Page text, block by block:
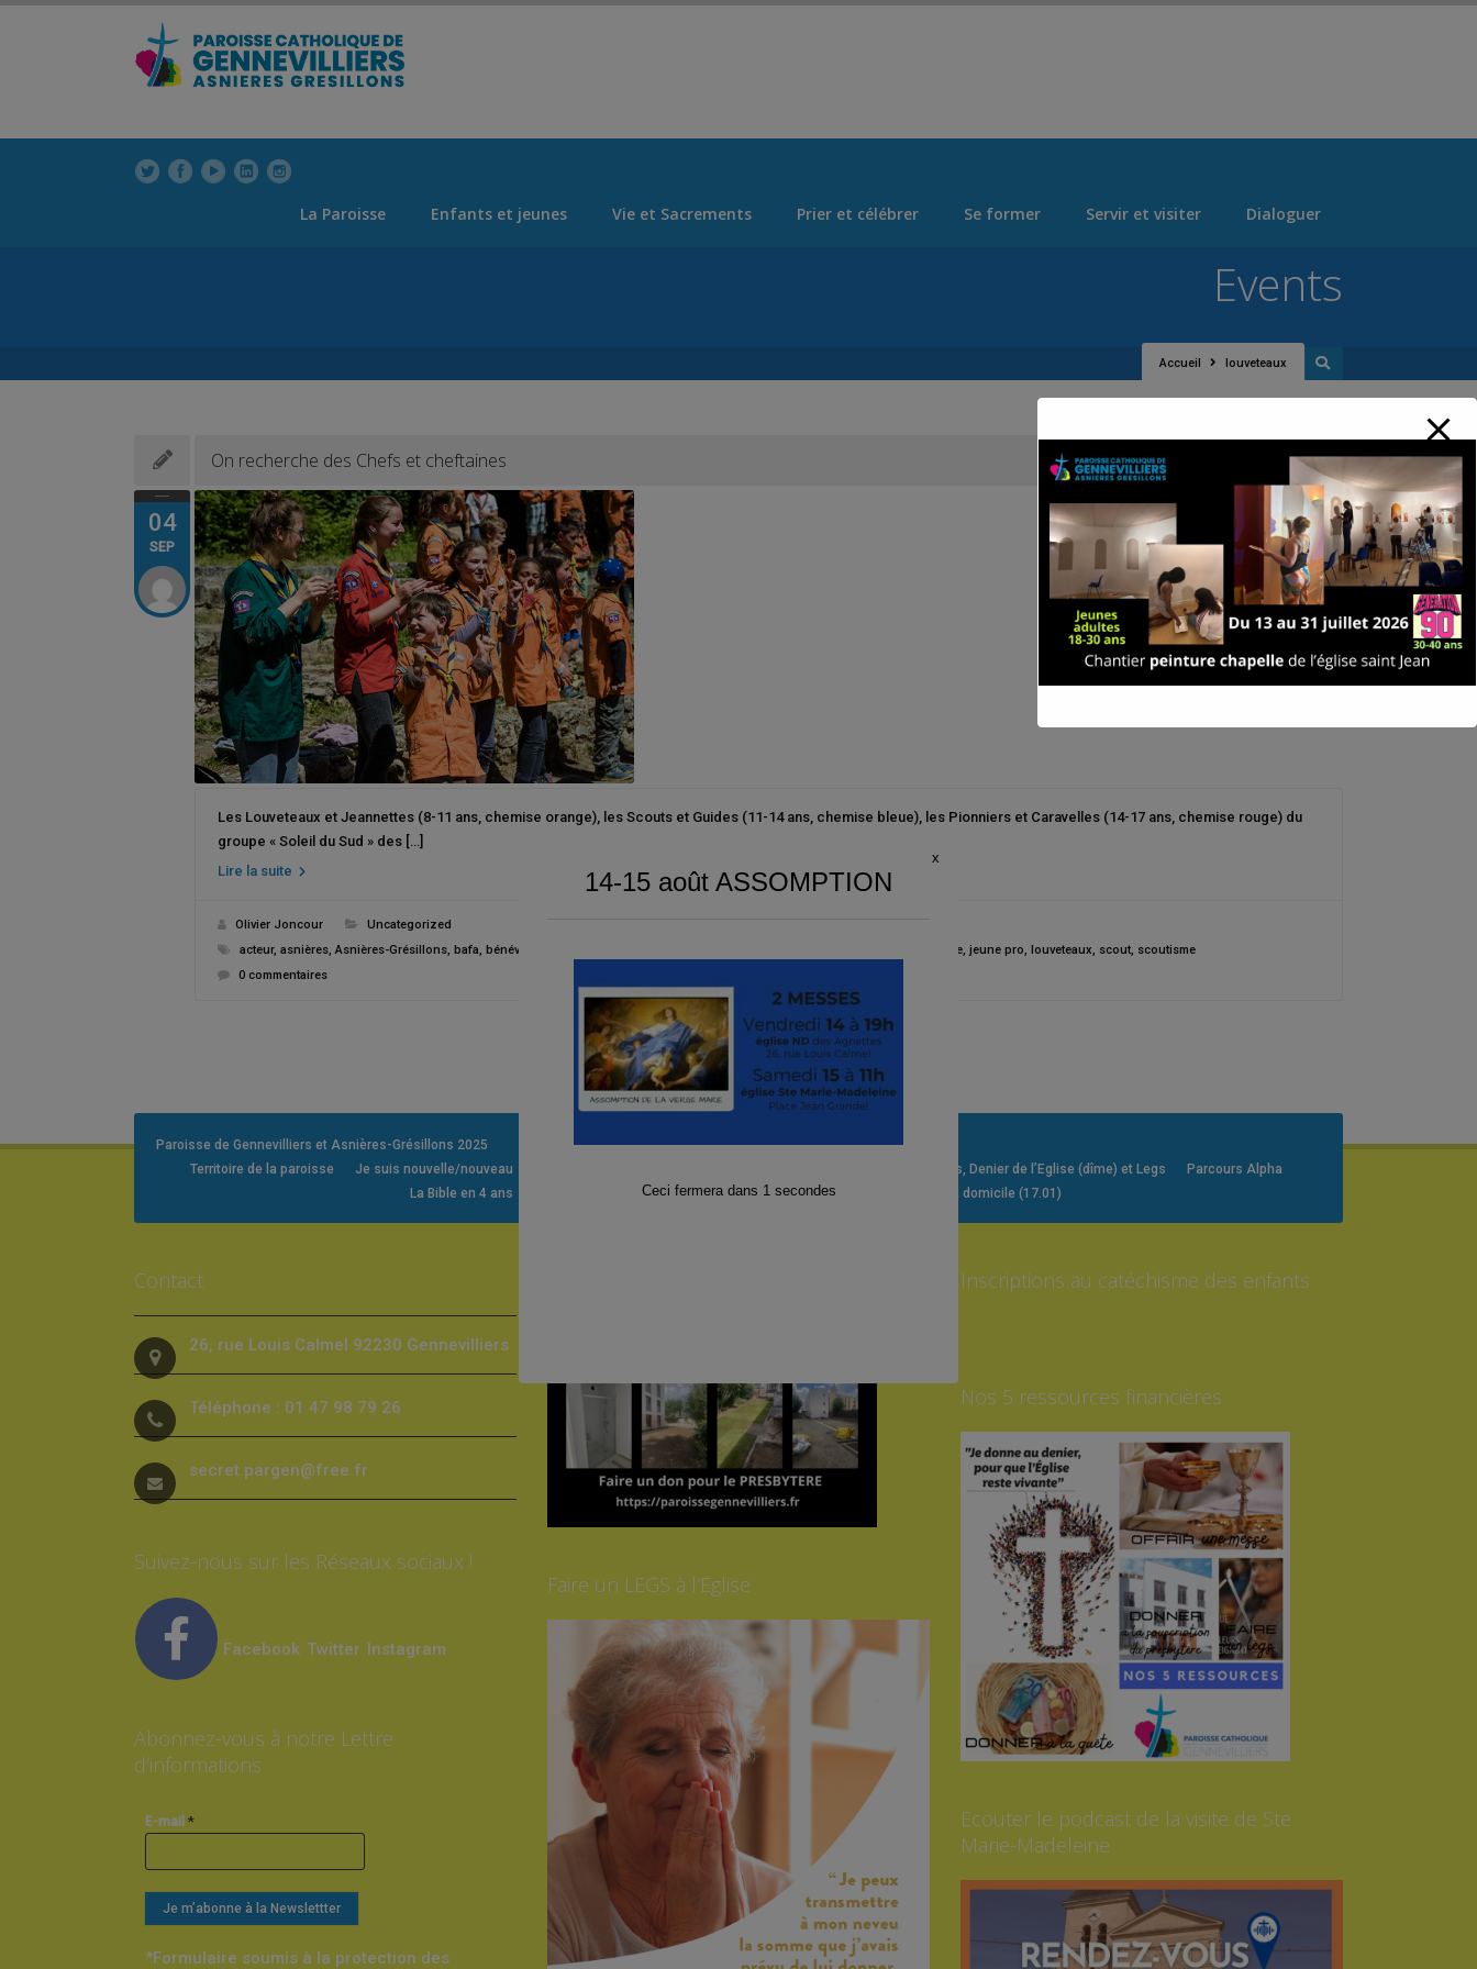
La Paroisse Enfants et jeunes Vie et Sacrements Prier et célébrer Se former Servir et visiter Dialoguer
Accueil louveteaux
Events
04
SEP
On recherche des Chefs et cheftaines
Les Louveteaux et Jeannettes (8-11 ans, chemise orange), les Scouts et Guides (11-14 ans, chemise bleue), les Pionniers et Caravelles (14-17 ans, chemise rouge) du
groupe « Soleil du Sud » des […]
Lire la suite
Olivier Joncour
Uncategorized
acteur, asnières, Asnières-Grésillons, bafa, bénévolat jeune, jeune pro, louveteaux, scout, scoutisme
0 commentaires
Paroisse de Gennevilliers et Asnières-Grésillons 2025
Territoire de la paroisse
Je suis nouvelle/nouveau Quête, Offrandes de Messes, Dons, Denier de l’Eglise (dîme) et Legs
Parcours Alpha
La Bible en 4 ans
La vie circule Visiter et Porter la communion à domicile (17.01)
Contact
26, rue Louis Calmel 92230 Gennevilliers
Téléphone : 01 47 98 79 26
secret.pargen@free.fr
Suivez-nous sur les Réseaux sociaux !
Facebook Twitter Instagram
Abonnez-vous à notre Lettre
d’informations
E-mail *
*Formulaire soumis à la protection des
Faire un LEGS à l’Eglise
Inscriptions au catéchisme des enfants
Nos 5 ressources financières
Ecouter le podcast de la visite de Ste
Marie-Madeleine